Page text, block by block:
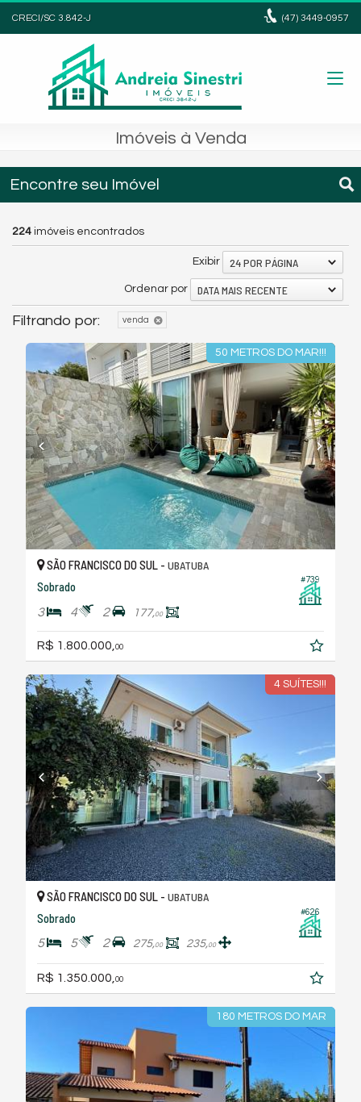
CRECI/SC 3.842-J (47)3449-0957
Imóveis à Venda
Encontre seu Imóvel
224 imóveis encontrados
Exibir 24 POR PÁGINA
Ordenar por DATA MAIS RECENTE
Filtrando por: venda
50 METROS DO MAR!!!
#739
SÃO FRANCISCO DO SUL - UBATUBA
Sobrado
3 4 2 177,00
R$ 1.800.000, 00
4 SUÍTES!!!
#626
SÃO FRANCISCO DO SUL - UBATUBA
Sobrado
5 5 2 275,00 235,00
R$ 1.350.000,00
180 METROS DO MAR